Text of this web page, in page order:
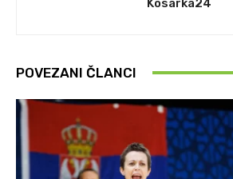
Kosarka24
POVEZANI ČLANCI